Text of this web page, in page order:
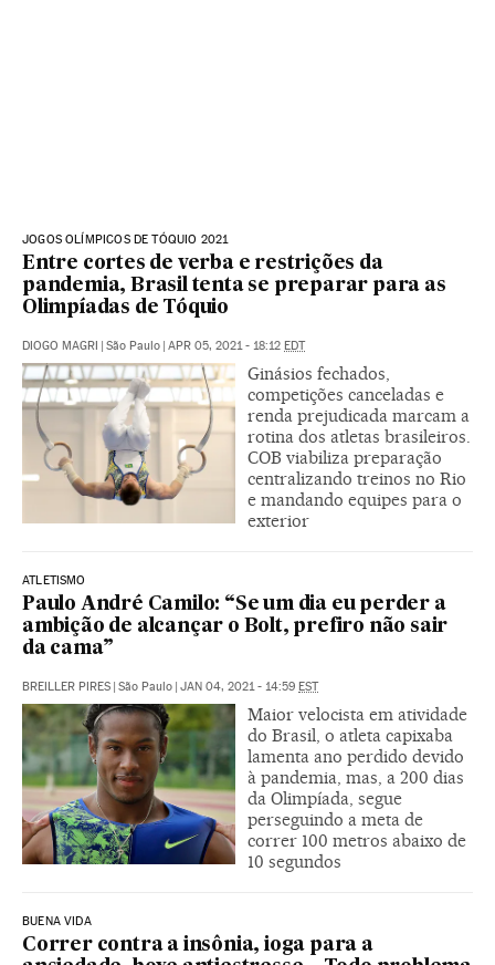
JOGOS OLÍMPICOS DE TÓQUIO 2021
Entre cortes de verba e restrições da
pandemia, Brasil tenta se preparar para as
Olimpíadas de Tóquio
DIOGO MAGRI São Paulo APR 05, 2021 - 18:12 EDT
Ginásios fechados,
competições canceladas e
renda prejudicada marcam a
rotina dos atletas brasileiros.
COB viabiliza preparação
centralizando treinos no Rio
e mandando equipes para o
exterior
ATLETISMO
Paulo André Camilo: “Se um dia eu perder a
ambição de alcançar o Bolt, prefiro não sair
da cama”
BREILLER PIRES São Paulo JAN 04, 2021 - 14:59 EST
Maior velocista em atividade
do Brasil, o atleta capixaba
lamenta ano perdido devido
à pandemia, mas, a 200 dias
da Olimpíada, segue
perseguindo a meta de
correr 100 metros abaixo de
10 segundos
BUENA VIDA
Correr contra a insônia, ioga para a